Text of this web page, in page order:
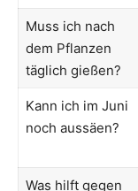
Muss ich nach
dem Pflanzen
täglich gießen?
Kann ich im Juni
noch aussäen?
Was hilft gegen